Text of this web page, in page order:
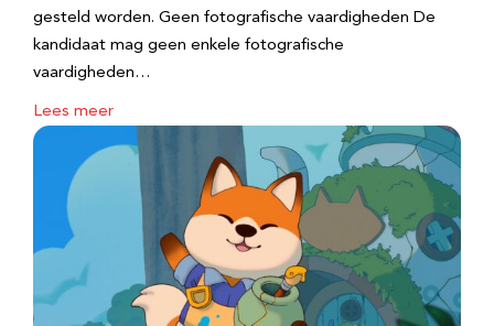
gesteld worden. Geen fotografische vaardigheden De
kandidaat mag geen enkele fotografische
vaardigheden…
Lees meer